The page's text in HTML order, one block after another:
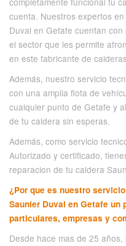
cuenta. Nuestros expertos
Duval en Getafe cuentan
el sector que les permite
en este fabricante de
Además, nuestro servicio
con una amplia flota de
cualquier punto de Getafe y
de tu caldera sin esperas.
Además, como servicio
Autorizado y certificado,
reparacion de tu caldera
¿Por que es nuestro
Saunier Duval en Getafe un
particulares, empresas y
Desde hace mas de 25